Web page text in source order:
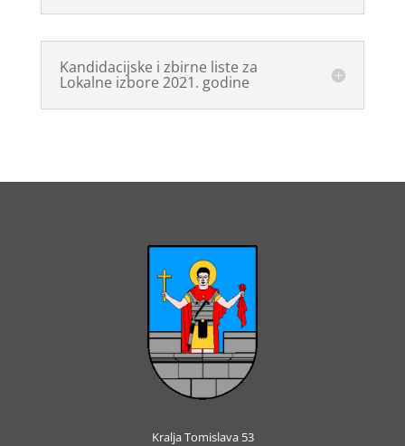
Kandidacijske i zbirne liste za
Lokalne izbore 2021. godine
Kralja Tomislava 53